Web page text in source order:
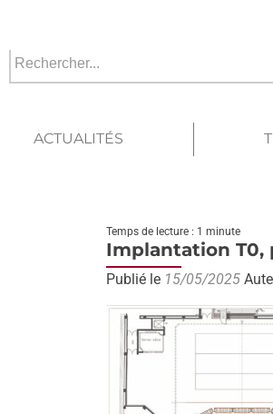
ACTUALITÉS
Temps de lecture : 1 minute
Implantation T0,
Publié le 15/05/2025